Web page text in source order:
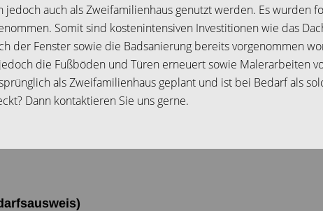
jedoch auch als Zweifamilienhaus genutzt werden. Es wurden
Somit sind kostenintensiven Investitionen wie das
der Fenster sowie die Badsanierung bereits vorgenommen
die Fußböden und Türen erneuert sowie Malerarbeiten
als Zweifamilienhaus geplant und ist bei Bedarf als
Dann kontaktieren Sie uns gerne.